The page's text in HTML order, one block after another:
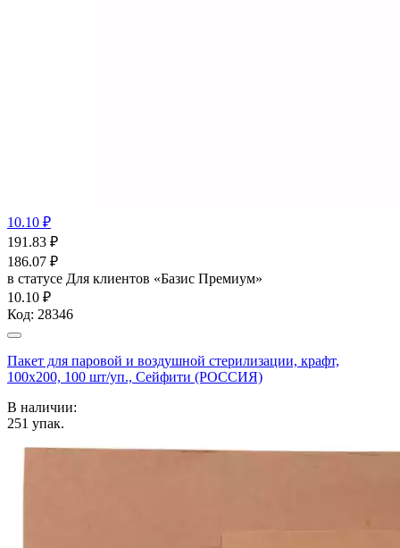
10.10 ₽
191.83 ₽
186.07 ₽
в статусе Для клиентов «Базис Премиум»
10.10 ₽
Код: 28346
Пакет для паровой и воздушной стерилизации, крафт,
100x200, 100 шт/уп., Сейфити (РОССИЯ)
В наличии:
251 упак.